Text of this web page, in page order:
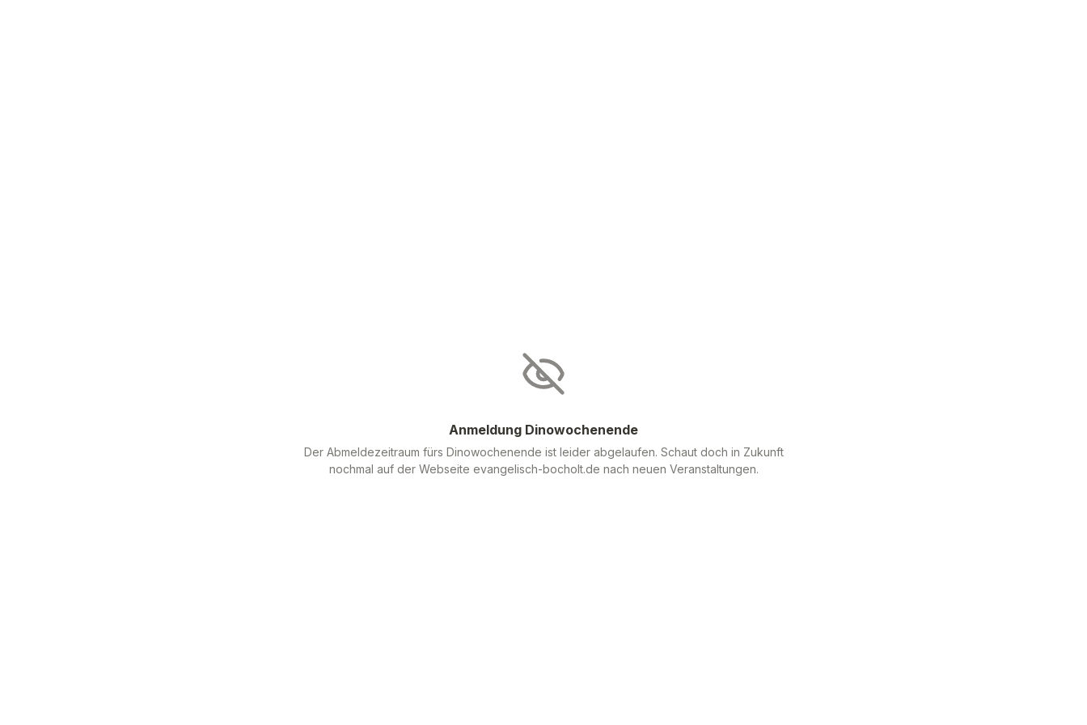
Anmeldung Dinowochenende
Der Abmeldezeitraum fürs Dinowochenende ist leider abgelaufen. Schaut doch in Zukunft
nochmal auf der Webseite evangelisch-bocholt.de nach neuen Veranstaltungen.